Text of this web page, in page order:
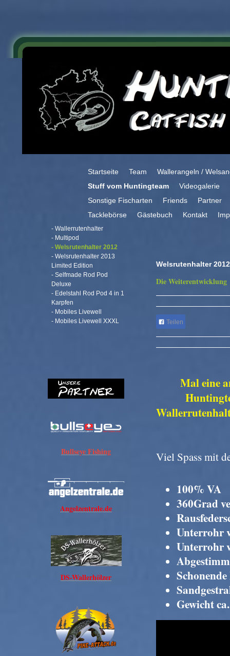
Startseite Team
Wallerangeln /
Stuff vom Huntingteam
Videogalerie
Sonstige Fischarten
Friends
Partner
Tacklebörse
Gästebuch Kontakt
Welsrutenhalter 2012
Die Weiterentwicklung
Teilen
Mal eine
Viel Spass mit
100% VA
360Grad
Unterrohr
Unterrohr
Gewicht
- Wallerrutenhalter
- Multipod
- Welsrutenhalter 2012
- Welsrutenhalter 2013
Limited Edition
- Selfmade Rod Pod
Deluxe
- Edelstahl Rod Pod 4 in 1
Karpfen
- Mobiles Livewell
- Mobiles Livewell XXXL
Bullseye Fishing
Angelzentrale.de
DS-Wallerhölzer